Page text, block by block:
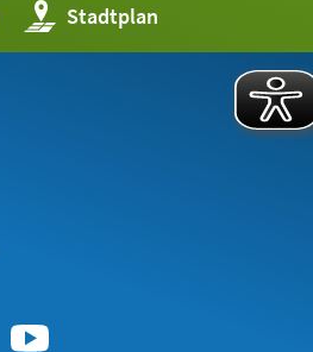
Stadtplan
(Öffnet
in
einem